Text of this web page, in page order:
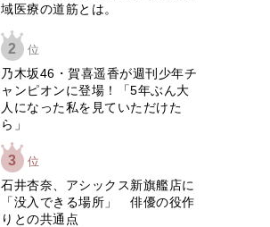
域医療の道筋とは。
2 位
乃木坂46・賀喜遥香が週刊少年チ
ャンピオンに登場！「5年ぶん大
人になった私を見ていただけた
ら」
3 位
石井杏奈、アシックス新旗艦店に
「没入できる場所」 俳優の役作
りとの共通点